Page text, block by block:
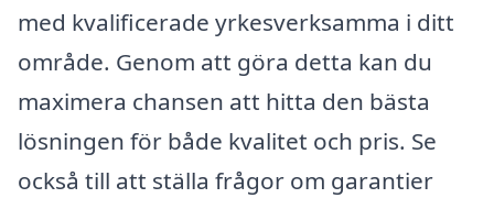
med kvalificerade yrkesverksamma i ditt
område. Genom att göra detta kan du
maximera chansen att hitta den bästa
lösningen för både kvalitet och pris. Se
också till att ställa frågor om garantier